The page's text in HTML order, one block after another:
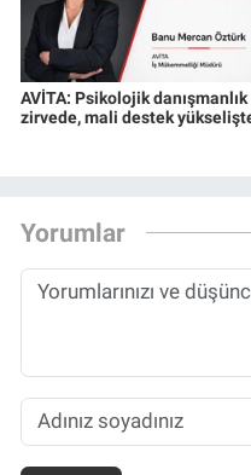
AVİTA: Psikolojik danışmanlık
zirvede, mali destek
Yorumlar